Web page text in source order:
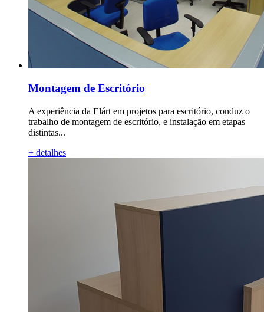
Montagem de Escritório
A experiência da Elárt em projetos para escritório, conduz o
trabalho de montagem de escritório, e instalação em etapas
distintas...
+ detalhes